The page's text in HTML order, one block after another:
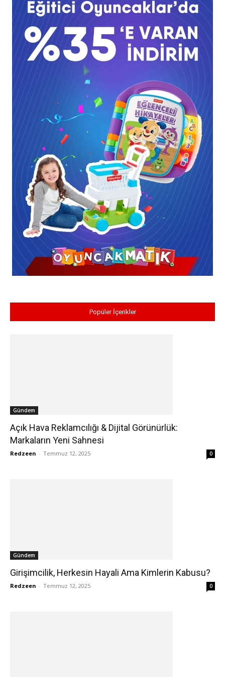
Popüler İçerikler
Gündem
Açık Hava Reklamcılığı & Dijital Görünürlük:
Markaların Yeni Sahnesi
Redzeen - Temmuz 12, 2025 0
Gündem
Girişimcilik, Herkesin Hayali Ama Kimlerin Kabusu?
Redzeen - Temmuz 12, 2025 0